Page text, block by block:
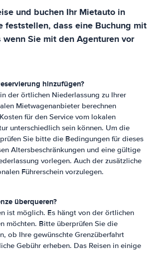
und buchen Ihr Mietauto in
feststellen, dass eine Buchung mit
Sie mit den Agenturen vor
hinzufügen?
der örtlichen Niederlassung zu Ihrer
Mietwagenanbieter berechnen
für den Service vom lokalen
unterschiedlich sein können. Um die
Sie bitte die Bedingungen für dieses
Altersbeschränkungen und eine gültige
vorlegen. Auch der zusätzliche
Führerschein vorzulegen.
überqueren?
ist möglich. Es hängt von der örtlichen
möchten. Bitte überprüfen Sie die
ob Ihre gewünschte Grenzüberfahrt
Gebühr erheben. Das Reisen in einige